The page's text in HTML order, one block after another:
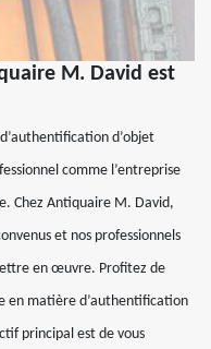
M. David est
d’objet
comme l’entreprise
Chez Antiquaire M. David,
et nos professionnels
en œuvre. Profitez de
en matière d’authentification
principal est de vous